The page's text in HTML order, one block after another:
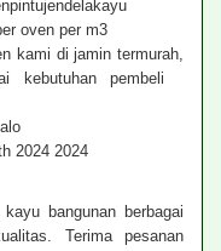
oven per m3
kami di jamin termurah,
kebutuhan pembeli
2024 2024
bangunan berbagai
Terima pesanan